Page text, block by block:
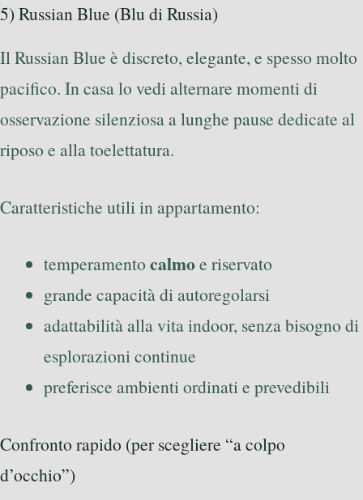
5) Russian Blue (Blu di Russia)
Il Russian Blue è discreto, elegante, e spesso molto
pacifico. In casa lo vedi alternare momenti di
osservazione silenziosa a lunghe pause dedicate al
riposo e alla toelettatura.
Caratteristiche utili in appartamento:
temperamento calmoe riservato
grande capacità di autoregolarsi
adattabilità alla vita indoor, senza bisogno di
esplorazioni continue
preferisce ambienti ordinati e prevedibili
Confronto rapido (per scegliere “a colpo
d’occhio”)